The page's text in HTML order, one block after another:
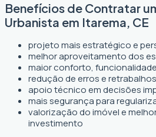
Benefícios de Contratar
Urbanista em Itarema, CE
projeto mais estratégico e
melhor aproveitamento dos
maior conforto,
redução de erros e retrabalhos
apoio técnico em decisões
mais segurança para
valorização do imóvel e
investimento